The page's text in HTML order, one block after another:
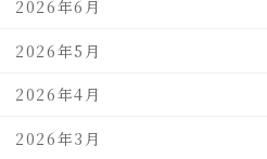
2026年6月
2026年5月
2026年4月
2026年3月